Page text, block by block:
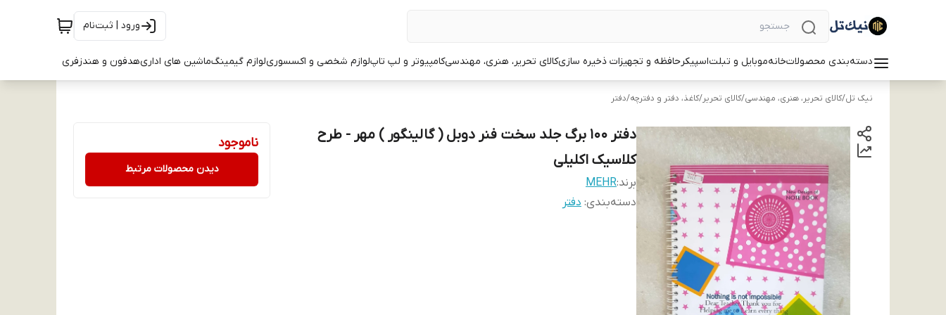
ورود | ثبت‌نام
دسته‌بندی محصولاتخانهموبایل و تبلتاسپیکرحافظه و تجهیزات ذخیره سازیکالای تحریر، هنری، مهندسیکامپیوتر و لپ تاپلوازم شخصی و اکسسوریلوازم گیمینگماشین های اداریهدفون و هندزفری
نیک تل/کالای تحریر، هنری، مهندسی/کالای تحریر/کاغذ، دفتر و دفترچه/دفتر
دفتر 100 برگ جلد سخت فنر دوبل ( گالینگور ) مهر - طرح
کلاسیک اکلیلی
برند:MEHR
دسته‌بندی: دفتر
ناموجود
دیدن محصولات مرتبط